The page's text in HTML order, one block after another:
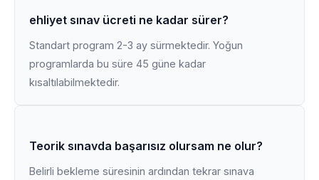
ehliyet sınav ücreti ne kadar sürer?
Standart program 2-3 ay sürmektedir. Yoğun
programlarda bu süre 45 güne kadar
kısaltılabilmektedir.
Teorik sınavda başarısız olursam ne olur?
Belirli bekleme süresinin ardından tekrar sınava